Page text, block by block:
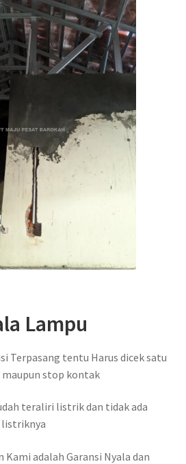
Lampu
Terpasang tentu Harus dicek satu
stop kontak
teraliri listrik dan tidak ada
listriknya
adalah Garansi Nyala dan